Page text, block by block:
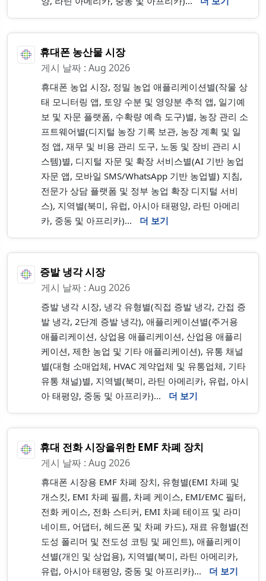
휴대폰 농산물 시장
게시 날짜 : Aug 2026
휴대폰 농업 시장, 정밀 농업 애플리케이션별(작물 상
태 모니터링 앱, 토양 수분 및 영양분 추적 앱, 일기예
보 및 자문 플랫폼, 수확량 예측 도구)별, 농장 관리 소
프트웨어별(디지털 농장 기록 보관, 농장 계획 및 일
정 앱, 재무 및 비용 관리 도구, 노동 및 장비 관리 시
스템)별, 디지털 자문 및 확장 서비스별(AI 기반 농업
자문 앱, 모바일 SMS/WhatsApp 기반 농업별) 지침,
전문가 상담 플랫폼 및 정부 농업 확장 디지털 서비
스), 지역별(북미, 유럽, 아시아 태평양, 라틴 아메리
카, 중동 및 아프리카)...
더 보기
증발 냉각 시장
게시 날짜 : Aug 2026
증발 냉각 시장, 냉각 유형별(직접 증발 냉각, 간접 증
발 냉각, 2단계 증발 냉각), 애플리케이션별(주거용
애플리케이션, 상업용 애플리케이션, 산업용 애플리
케이션, 제한 농업 및 기타 애플리케이션), 유통 채널
별(대형 소매업체, HVAC 계약업체 및 유통업체, 기타
유통 채널)별, 지역별(북미, 라틴 아메리카, 유럽, 아시
아 태평양, 중동 및 아프리카)...
더 보기
휴대 전화 시장을위한 EMF 차폐 장치
게시 날짜 : Aug 2026
휴대폰 시장용 EMF 차폐 장치, 유형별(EMI 차폐 및
개스킷, EMI 차폐 필름, 차폐 케이스, EMI/EMC 필터,
전화 케이스, 전화 스티커, EMI 차폐 테이프 및 라미
네이트, 어댑터, 헤드폰 및 차폐 카드), 재료 유형별(전
도성 폴리머 및 전도성 코팅 및 페인트), 애플리케이
션별(개인 및 상업용), 지역별(북미, 라틴 아메리카,
유럽, 아시아 태평양, 중동 및 아프리카)...
더 보기